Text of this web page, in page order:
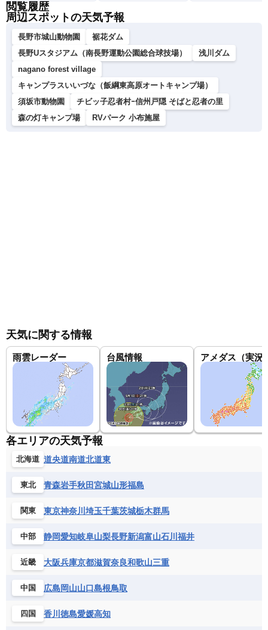
閲覧履歴
周辺スポットの天気予報
長野市城山動物園
裾花ダム
長野Uスタジアム（南長野運動公園総合球技場）
浅川ダム
nagano forest village
キャンプラスいいづな（飯綱東高原オートキャンプ場）
須坂市動物園
チビッ子忍者村ｰ信州戸隠 そばと忍者の里
森の灯キャンプ場
RVパーク 小布施屋
天気に関する情報
雨雲レーダー 台風情報 アメダス（実況
各エリアの天気予報
北海道 道央道南道北道東
東北 青森岩手秋田宮城山形福島
関東 東京神奈川 埼玉千葉茨城栃木群馬
中部 静岡愛知岐阜山梨長野新潟富山石川 福井
近畿 大阪兵庫京都滋賀奈良和歌山三重
中国 広島岡山山口島根鳥取
四国 香川 徳島愛媛高知